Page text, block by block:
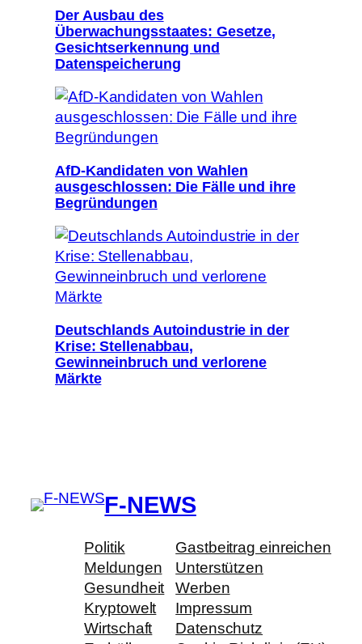
Der Ausbau des
Überwachungsstaates: Gesetze,
Gesichtserkennung und
Datenspeicherung
AfD-Kandidaten von Wahlen
ausgeschlossen: Die Fälle und ihre
Begründungen
Deutschlands Autoindustrie in der
Krise: Stellenabbau,
Gewinneinbruch und verlorene
Märkte
F-NEWS
Politik
Meldungen
Gesundheit
Kryptowelt
Wirtschaft
Gastbeitrag einreichen
Unterstützen
Werben
Impressum
Datenschutz